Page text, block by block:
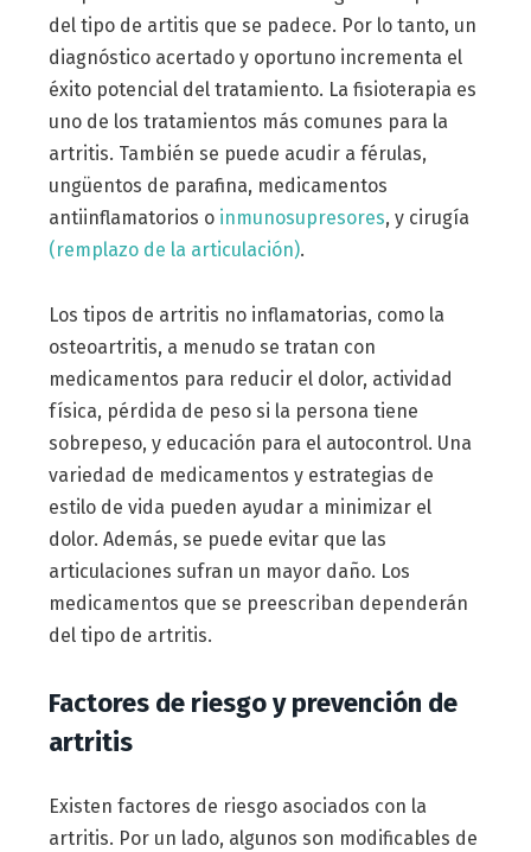
del tipo de artitis que se padece. Por lo tanto, un
diagnóstico acertado y oportuno incrementa el
éxito potencial del tratamiento. La fisioterapia es
uno de los tratamientos más comunes para la
artritis. También se puede acudir a férulas,
ungüentos de parafina, medicamentos
antiinflamatorios o inmunosupresores, y cirugía
(remplazo de la articulación).
Los tipos de artritis no inflamatorias, como la
osteoartritis, a menudo se tratan con
medicamentos para reducir el dolor, actividad
física, pérdida de peso si la persona tiene
sobrepeso, y educación para el autocontrol. Una
variedad de medicamentos y estrategias de
estilo de vida pueden ayudar a minimizar el
dolor. Además, se puede evitar que las
articulaciones sufran un mayor daño. Los
medicamentos que se preescriban dependerán
del tipo de artritis.
Factores de riesgo y prevención de
artritis
Existen factores de riesgo asociados con la
artritis. Por un lado, algunos son modificables de